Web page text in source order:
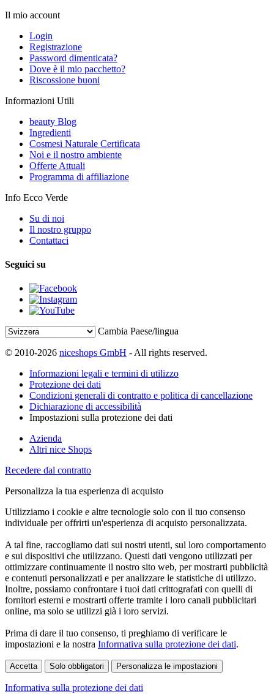
Il mio account
Login
Registrazione
Password dimenticata?
Dove è il mio pacchetto?
Riscossione buoni
Informazioni Utili
beauty Blog
Ingredienti
Cosmesi Naturale Certificata
Noi e il nostro ambiente
Offerte Attuali
Programma di affiliazione
Info Ecco Verde
Su di noi
Il nostro gruppo
Contattaci
Seguici su
Cambia Paese/lingua
© 2010-2026 niceshops GmbH - All rights reserved.
Informazioni legali e termini di utilizzo
Protezione dei dati
Condizioni generali di contratto e politica di cancellazione
Dichiarazione di accessibilità
Impostazioni sulla protezione dei dati
Azienda
Altri nice Shops
Recedere dal contratto
Personalizza la tua esperienza di acquisto
Utilizziamo i cookie e altre tecnologie solo con il tuo consenso
individuale per offrirti un'esperienza di acquisto personalizzata.
A tal fine, raccogliamo dati sui nostri utenti, sul loro comportamento
e sui dispositivi che utilizzano. Questi dati vengono utilizzati per
ottimizzare continuamente il nostro sito web, per mostrarti pubblicità
e contenuti personalizzati e per analizzare le statistiche di utilizzo.
Inoltre, possiamo confrontare i tuoi dati crittografati con quelli di
fornitori esterni e mostrarti offerte tramite i loro canali pubblicitari
online, ma solo se utilizzi già i loro servizi.
Prima di dare il tuo consenso, ti preghiamo di verificare le
impostazioni e la nostra Informativa sulla protezione dei dati.
Accetta Solo obbligatori Personalizza le impostazioni
Informativa sulla protezione dei dati